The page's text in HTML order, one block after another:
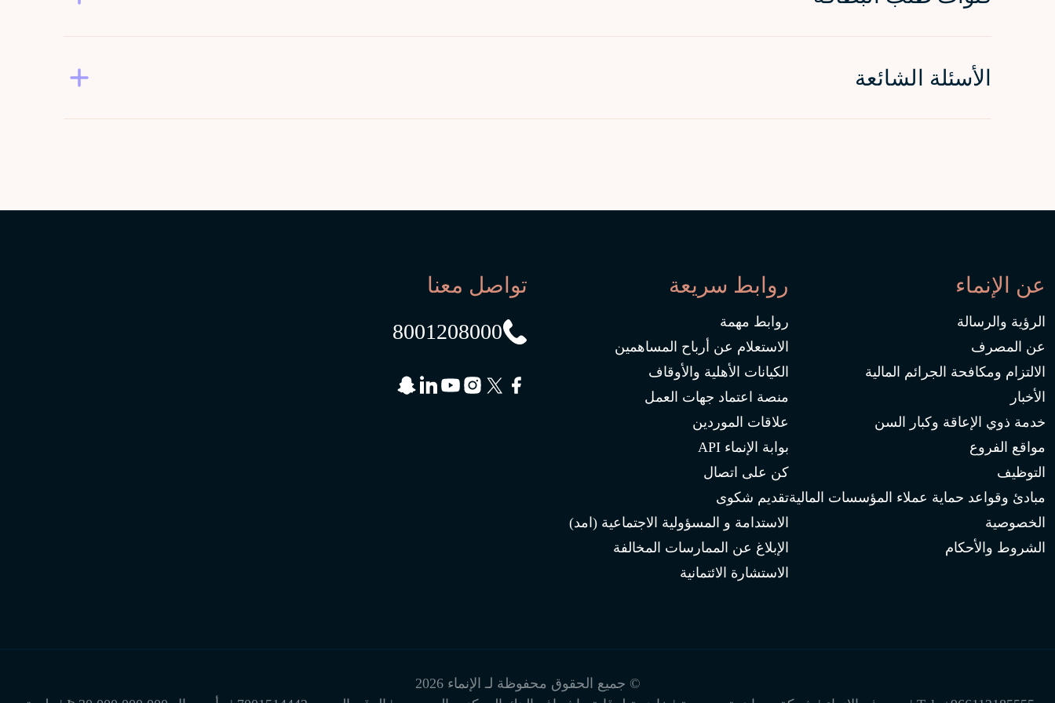
الأسئلة الشائعة
عن الإنماء
الرؤية والرسالة
عن المصرف
الالتزام ومكافحة الجرائم المالية
الأخبار
خدمة ذوي الإعاقة وكبار السن
مواقع الفروع
التوظيف
مبادئ وقواعد حماية عملاء المؤسسات المالية
الخصوصية
الشروط والأحكام
روابط سريعة
روابط مهمة
الاستعلام عن أرباح المساهمين
الكيانات الأهلية والأوقاف
منصة اعتماد جهات العمل
علاقات الموردين
بوابة الإنماء API
كن على اتصال
تقديم شكوى
الاستدامة و المسؤولية الاجتماعية (امد)
الإبلاغ عن الممارسات المخالفة
الاستشارة الائتمانية
تواصل معنا
8001208000
© جميع الحقوق محفوظة لـ الإنماء 2026